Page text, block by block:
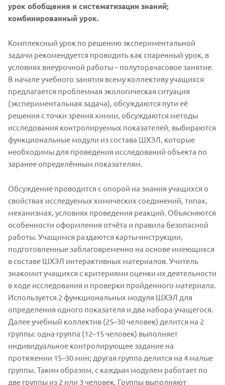
урок обобщения и систематизации знаний;
комбинированный урок.
Комплексный урок по решению экспериментальной
задачи рекомендуется проводить как спаренный урок, в
условиях внеурочной работы – полуторачасовое занятие.
В начале учебного занятия всему коллективу учащихся
предлагается проблемная экологическая ситуация
(экспериментальная задача), обсуждаются пути её
решения с точки зрения химии, обсуждаются методы
исследования контролируемых показателей, выбираются
функциональные модули из состава ШХЭЛ, которые
необходимы для проведения исследований объекта по
заранее определённым показателям.
Обсуждение проводится с опорой на знания учащихся о
свойствах исследуемых химических соединений, типах,
механизмах, условиях проведения реакций. Объясняются
особенности оформления отчёта и правила безопасной
работы. Учащимся раздаются карты-инструкции,
подготовленные заблаговременно на основе имеющихся
в составе ШХЭЛ интерактивных материалов. Учитель
знакомит учащихся с критериями оценки их деятельности
в ходе исследования и проверки пройденного материала.
Используется 2 функциональных модуля ШХЭЛ для
определения одного показателя и два набора учащегося.
Далее учебный коллектив (25–30 человек) делится на 2
группы: одна группа (12–15 человек) выполняет
индивидуальное контролирующее задание на
протяжении 15–30 мин; другая группа делится на 4 малые
группы. Таким образом, с каждым модулем работает по
две группы из 2 или 3 человек. Группы выполняют